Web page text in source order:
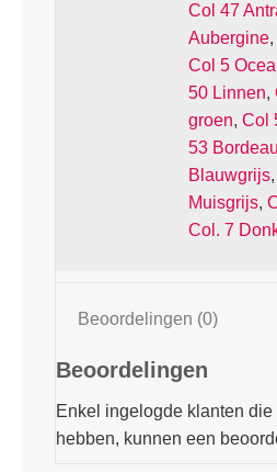
Col 47
Aubergine,
Col 5
50 Linnen,
groen, Col
53
Blauwgrijs,
Muisgrijs,
Col. 7
Beoordelingen (0)
Beoordelingen
Enkel ingelogde klanten
hebben, kunnen een